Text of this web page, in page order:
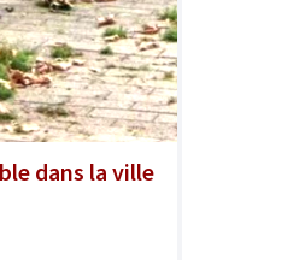
dans la ville